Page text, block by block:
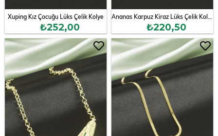
Xuping Kız Çocuğu Lüks Çelik Kolye
₺252,00 ₺220,50